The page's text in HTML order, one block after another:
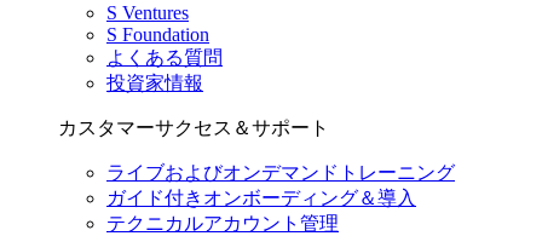
S Ventures
S Foundation
よくある質問
投資家情報
カスタマーサクセス＆サポート
ライブおよびオンデマンドトレーニング
ガイド付きオンボーディング＆導入
テクニカルアカウント管理